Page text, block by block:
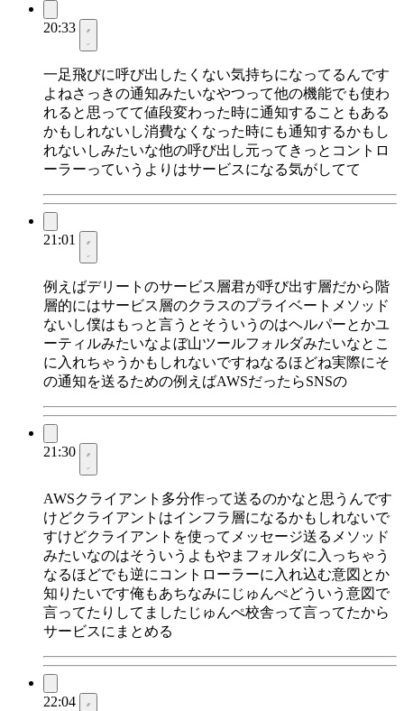
20:33
一足飛びに呼び出したくない気持ちになってるんです
よねさっきの通知みたいなやつって他の機能でも使わ
れると思ってて値段変わった時に通知することもある
かもしれないし消費なくなった時にも通知するかもし
れないしみたいな他の呼び出し元ってきっとコントロ
ーラーっていうよりはサービスになる気がしてて
21:01
例えばデリートのサービス層君が呼び出す層だから階
層的にはサービス層のクラスのプライベートメソッド
ないし僕はもっと言うとそういうのはヘルパーとかユ
ーティルみたいなよぼ山ツールフォルダみたいなとこ
に入れちゃうかもしれないですねなるほどね実際にそ
の通知を送るための例えばAWSだったらSNSの
21:30
AWSクライアント多分作って送るのかなと思うんです
けどクライアントはインフラ層になるかもしれないで
すけどクライアントを使ってメッセージ送るメソッド
みたいなのはそういうよもやまフォルダに入っちゃう
なるほどでも逆にコントローラーに入れ込む意図とか
知りたいです俺もあちなみにじゅんぺどういう意図で
言ってたりしてましたじゅんぺ校舎って言ってたから
サービスにまとめる
22:04